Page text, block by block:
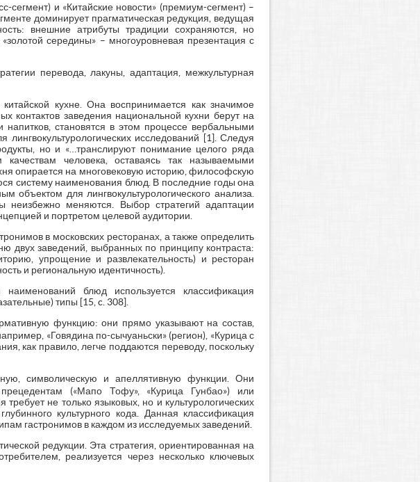
и «Китайские новости» (премиум-сегмент) –
доминирует прагматическая редукция, ведущая
внешние атрибуты традиции сохраняются, но
середины» – многоуровневая презентация с
перевода, лакуны, адаптация, межкультурная
кухне. Она воспринимается как значимое
контактов заведения национальной кухни берут на
становятся в этом процессе вербальными
исследований [1]. Следуя
но и «…транслируют понимание целого ряда
человека, оставаясь так называемыми
опирается на многовековую историю, философскую
систему наименования блюд. В последние годы она
объектом для лингвокультурологического анализа.
меняются. Выбор стратегий адаптации
и портретом целевой аудитории.
в московских ресторанах, а также определить
заведений, выбранных по принципу контраста:
упрощение и развлекательность) и ресторан
и региональную идентичность).
блюд используется классификация
типы [15, c. 308].
функцию: они прямо указывают на состав,
«Говядина по-сычуаньски» (регион), «Курица с
как правило, легче поддаются переводу, поскольку
символическую и апеллятивную функции. Они
(«Мапо Тофу», «Курица Гунбао») или
не только языковых, но и культурологических
культурного кода. Данная классификация
гастронимов в каждом из исследуемых заведений.
редукции. Эта стратегия, ориентированная на
реализуется через несколько ключевых